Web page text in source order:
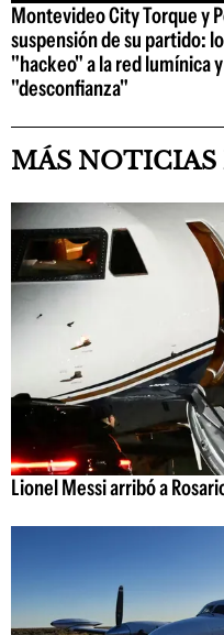
Montevideo City Torque y
suspensión de su partido:
"hackeo" a la red lumínica
"desconfianza"
MÁS
Lionel Messi arribó a